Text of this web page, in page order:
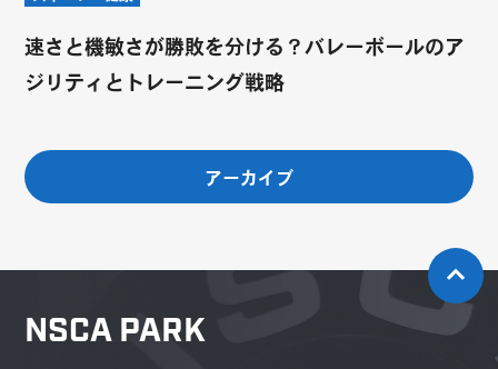
速さと機敏さが勝敗を分ける？バレーボールのア
ジリティとトレーニング戦略
アーカイブ
NSCA PARK